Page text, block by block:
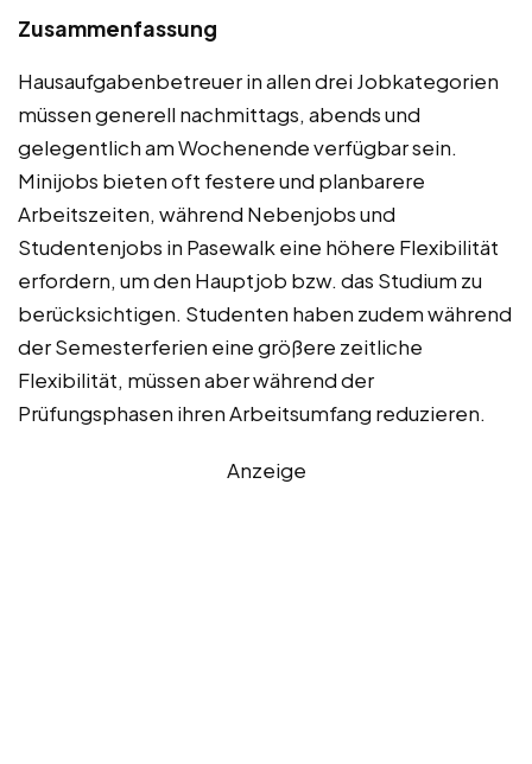
Zusammenfassung
Hausaufgabenbetreuer in allen drei Jobkategorien
müssen generell nachmittags, abends und
gelegentlich am Wochenende verfügbar sein.
Minijobs bieten oft festere und planbarere
Arbeitszeiten, während Nebenjobs und
Studentenjobs in Pasewalk eine höhere Flexibilität
erfordern, um den Hauptjob bzw. das Studium zu
berücksichtigen. Studenten haben zudem während
der Semesterferien eine größere zeitliche
Flexibilität, müssen aber während der
Prüfungsphasen ihren Arbeitsumfang reduzieren.
Anzeige